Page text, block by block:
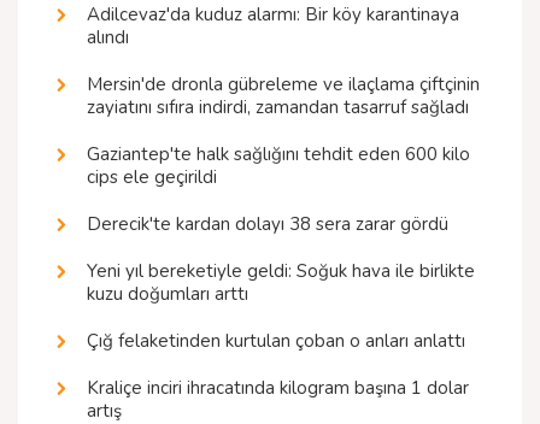
Adilcevaz'da kuduz alarmı: Bir köy karantinaya
alındı
Mersin'de dronla gübreleme ve ilaçlama çiftçinin
zayiatını sıfıra indirdi, zamandan tasarruf sağladı
Gaziantep'te halk sağlığını tehdit eden 600 kilo
cips ele geçirildi
Derecik'te kardan dolayı 38 sera zarar gördü
Yeni yıl bereketiyle geldi: Soğuk hava ile birlikte
kuzu doğumları arttı
Çığ felaketinden kurtulan çoban o anları anlattı
Kraliçe inciri ihracatında kilogram başına 1 dolar
artış